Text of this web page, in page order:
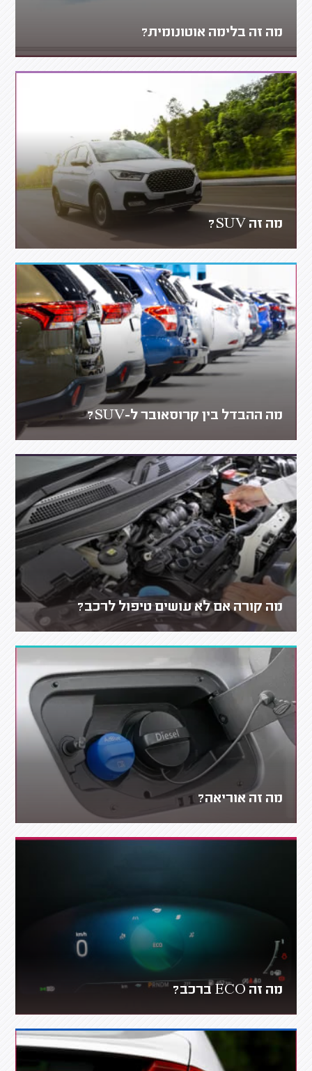
מה זה בלימה אוטונומית?
מה זה SUV?
מה ההבדל בין קרוסאובר ל-SUV?
מה קורה אם לא עושים טיפול לרכב?
מה זה אוריאה?
מה זה ECO ברכב?